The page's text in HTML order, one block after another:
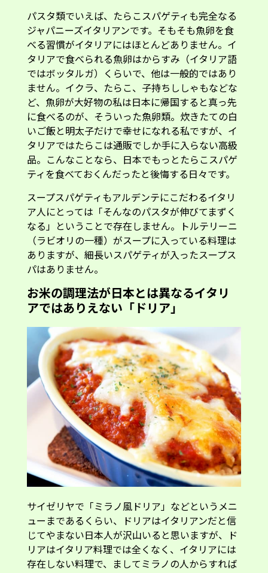
パスタ類でいえば、たらこスパゲティも完全なる
ジャパニーズイタリアンです。そもそも魚卵を食
べる習慣がイタリアにはほとんどありません。イ
タリアで食べられる魚卵はからすみ（イタリア語
ではボッタルガ）くらいで、他は一般的ではあり
ません。イクラ、たらこ、子持ちししゃもなどな
ど、魚卵が大好物の私は日本に帰国すると真っ先
に食べるのが、そういった魚卵類。炊きたての白
いご飯と明太子だけで幸せになれる私ですが、イ
タリアではたらこは通販でしか手に入らない高級
品。こんなことなら、日本でもっとたらこスパゲ
ティを食べておくんだったと後悔する日々です。
スープスパゲティもアルデンテにこだわるイタリ
ア人にとっては「そんなのパスタが伸びてまずく
なる」ということで存在しません。トルテリーニ
（ラビオリの一種）がスープに入っている料理は
ありますが、細長いスパゲティが入ったスープス
パはありません。
お米の調理法が日本とは異なるイタリ
アではありえない「ドリア」
サイゼリヤで「ミラノ風ドリア」などというメニ
ューまであるくらい、ドリアはイタリアンだと信
じてやまない日本人が沢山いると思いますが、ド
リアはイタリア料理では全くなく、イタリアには
存在しない料理で、ましてミラノの人からすれば